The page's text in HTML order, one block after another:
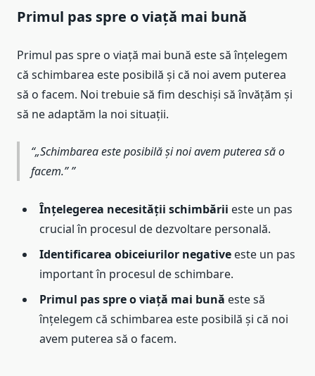
Primul pas spre o viață mai bună
Primul pas spre o viață mai bună este să înțelegem
că schimbarea este posibilă și că noi avem puterea
să o facem. Noi trebuie să fim deschiși să învățăm și
să ne adaptăm la noi situații.
„Schimbarea este posibilă și noi avem puterea să o
facem.”
Înțelegerea necesității schimbării este un pas
crucial în procesul de dezvoltare personală.
Identificarea obiceiurilor negative este un pas
important în procesul de schimbare.
Primul pas spre o viață mai bună este să
înțelegem că schimbarea este posibilă și că noi
avem puterea să o facem.